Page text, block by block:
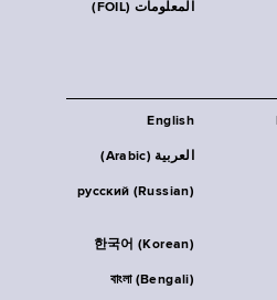
المعلومات (FOIL)
English
العربية (Arabic)
русский (Russian)
한국어 (Korean)
বাংলা (Bengali)